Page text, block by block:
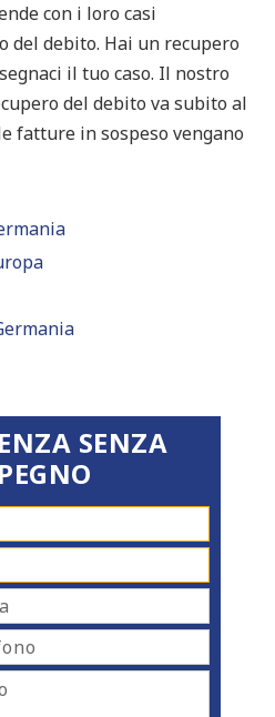
con i loro casi
del debito. Hai un recupero
il tuo caso. Il nostro
del debito va subito al
fatture in sospeso vengano
SENZA